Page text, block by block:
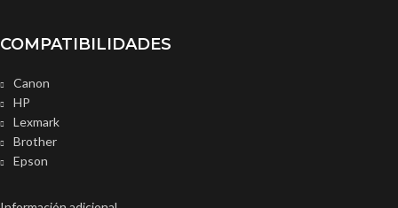
COMPATIBILIDADES
Canon
HP
Lexmark
Brother
Epson